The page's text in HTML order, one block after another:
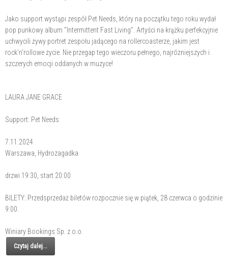
Jako support wystąpi zespół Pet Needs, który na początku tego roku wydał
pop punkowy album "Intermittent Fast Living". Artyści na krążku perfekcyjnie
uchwycili żywy portret zespołu jadącego na rollercoasterze, jakim jest
rock'n'rollowe życie. Nie przegap tego wieczoru pełnego, najróżniejszych i
szczerych emocji oddanych w muzyce!
LAURA JANE GRACE
Support: Pet Needs
7.11.2024
Warszawa, Hydrozagadka
drzwi 19:30, start 20:00
BILETY: Przedsprzedaż biletów rozpocznie się w piątek, 28 czerwca o godzinie
9:00.
Winiary Bookings Sp. z o.o.
Czytaj dalej...